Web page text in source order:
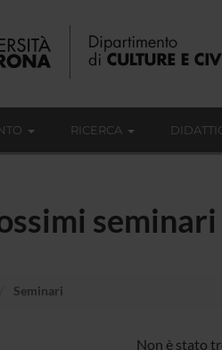
RICERCA
Seminari
Non è stato